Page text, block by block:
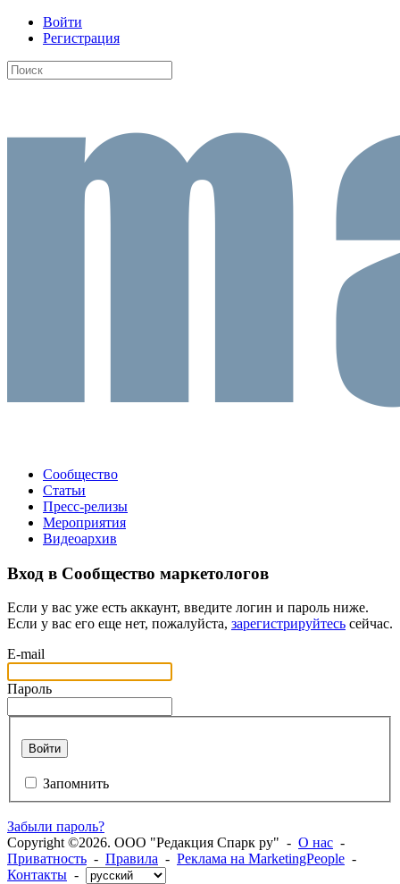
Войти
Регистрация
Сообщество
Статьи
Пресс-релизы
Мероприятия
Видеоархив
Вход в Сообщество маркетологов
Если у вас уже есть аккаунт, введите логин и пароль ниже.
Если у вас его еще нет, пожалуйста, зарегистрируйтесь сейчас.
E-mail
Пароль
Войти
Запомнить
Забыли пароль?
Copyright ©2026. ООО "Редакция Спарк ру" - О нас -
Приватность - Правила - Реклама на MarketingPeople -
Контакты -